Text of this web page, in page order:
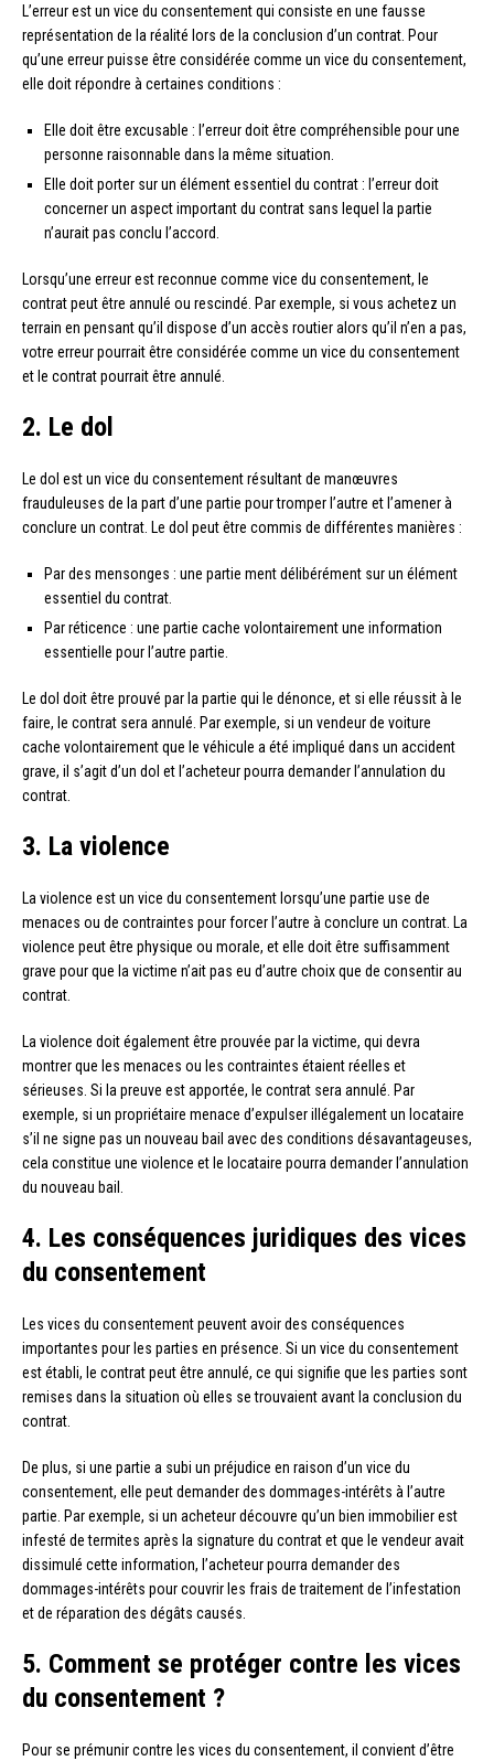
L’erreur est un vice du consentement qui consiste en une fausse
représentation de la réalité lors de la conclusion d’un contrat. Pour
qu’une erreur puisse être considérée comme un vice du consentement,
elle doit répondre à certaines conditions :
Elle doit être excusable : l’erreur doit être compréhensible pour une
personne raisonnable dans la même situation.
Elle doit porter sur un élément essentiel du contrat : l’erreur doit
concerner un aspect important du contrat sans lequel la partie
n’aurait pas conclu l’accord.
Lorsqu’une erreur est reconnue comme vice du consentement, le
contrat peut être annulé ou rescindé. Par exemple, si vous achetez un
terrain en pensant qu’il dispose d’un accès routier alors qu’il n’en a pas,
votre erreur pourrait être considérée comme un vice du consentement
et le contrat pourrait être annulé.
2. Le dol
Le dol est un vice du consentement résultant de manœuvres
frauduleuses de la part d’une partie pour tromper l’autre et l’amener à
conclure un contrat. Le dol peut être commis de différentes manières :
Par des mensonges : une partie ment délibérément sur un élément
essentiel du contrat.
Par réticence : une partie cache volontairement une information
essentielle pour l’autre partie.
Le dol doit être prouvé par la partie qui le dénonce, et si elle réussit à le
faire, le contrat sera annulé. Par exemple, si un vendeur de voiture
cache volontairement que le véhicule a été impliqué dans un accident
grave, il s’agit d’un dol et l’acheteur pourra demander l’annulation du
contrat.
3. La violence
La violence est un vice du consentement lorsqu’une partie use de
menaces ou de contraintes pour forcer l’autre à conclure un contrat. La
violence peut être physique ou morale, et elle doit être suffisamment
grave pour que la victime n’ait pas eu d’autre choix que de consentir au
contrat.
La violence doit également être prouvée par la victime, qui devra
montrer que les menaces ou les contraintes étaient réelles et
sérieuses. Si la preuve est apportée, le contrat sera annulé. Par
exemple, si un propriétaire menace d’expulser illégalement un locataire
s’il ne signe pas un nouveau bail avec des conditions désavantageuses,
cela constitue une violence et le locataire pourra demander l’annulation
du nouveau bail.
4. Les conséquences juridiques des vices
du consentement
Les vices du consentement peuvent avoir des conséquences
importantes pour les parties en présence. Si un vice du consentement
est établi, le contrat peut être annulé, ce qui signifie que les parties sont
remises dans la situation où elles se trouvaient avant la conclusion du
contrat.
De plus, si une partie a subi un préjudice en raison d’un vice du
consentement, elle peut demander des dommages-intérêts à l’autre
partie. Par exemple, si un acheteur découvre qu’un bien immobilier est
infesté de termites après la signature du contrat et que le vendeur avait
dissimulé cette information, l’acheteur pourra demander des
dommages-intérêts pour couvrir les frais de traitement de l’infestation
et de réparation des dégâts causés.
5. Comment se protéger contre les vices
du consentement ?
Pour se prémunir contre les vices du consentement, il convient d’être